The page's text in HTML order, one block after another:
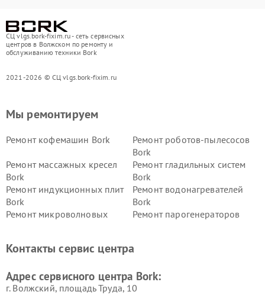
СЦ vlgs.bork-fixim.ru - сеть сервисных
центров в Волжском по ремонту и
обслуживанию техники Bork
2021-2026 © СЦ vlgs.bork-fixim.ru
Мы ремонтируем
Ремонт кофемашин Bork
Ремонт роботов-пылесосов
Bork
Ремонт массажных кресел
Bork
Ремонт гладильных систем
Bork
Ремонт индукционных плит
Bork
Ремонт водонагревателей
Bork
Ремонт микроволновых
Ремонт парогенераторов
воздуха Bork
Bork
Bork
Контакты сервис центра
Адрес сервисного центра Bork:
г. Волжский, площадь Труда, 10